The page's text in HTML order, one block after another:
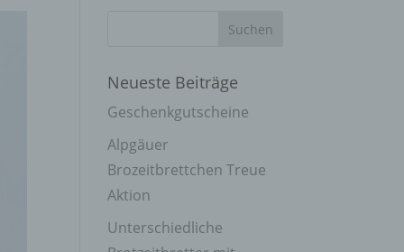
Neueste Beiträge
Geschenkgutscheine
Alpgäuer
Brozeitbrettchen Treue
Aktion
Unterschiedliche